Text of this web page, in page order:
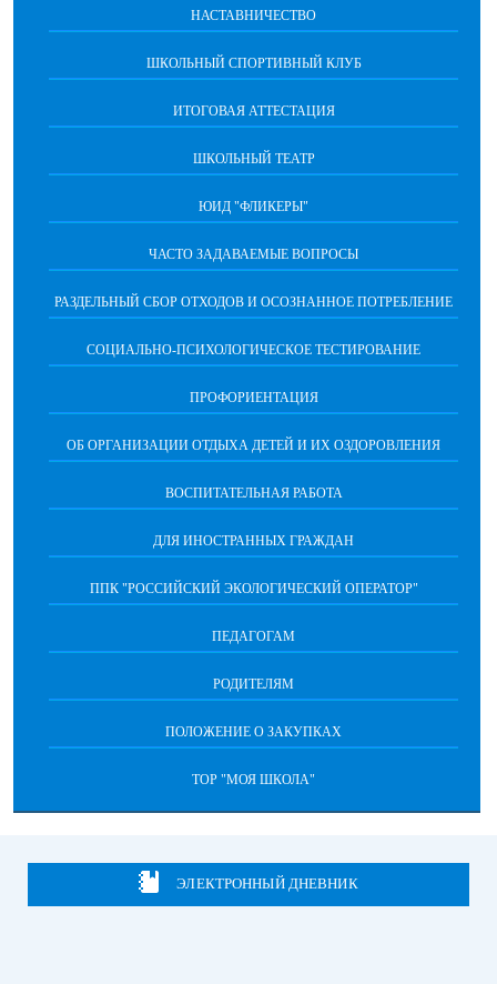
НАСТАВНИЧЕСТВО
ШКОЛЬНЫЙ СПОРТИВНЫЙ КЛУБ
ИТОГОВАЯ АТТЕСТАЦИЯ
ШКОЛЬНЫЙ ТЕАТР
ЮИД "ФЛИКЕРЫ"
ЧАСТО ЗАДАВАЕМЫЕ ВОПРОСЫ
РАЗДЕЛЬНЫЙ СБОР ОТХОДОВ И ОСОЗНАННОЕ ПОТРЕБЛЕНИЕ
СОЦИАЛЬНО-ПСИХОЛОГИЧЕСКОЕ ТЕСТИРОВАНИЕ
ПРОФОРИЕНТАЦИЯ
ОБ ОРГАНИЗАЦИИ ОТДЫХА ДЕТЕЙ И ИХ ОЗДОРОВЛЕНИЯ
ВОСПИТАТЕЛЬНАЯ РАБОТА
ДЛЯ ИНОСТРАННЫХ ГРАЖДАН
ППК "РОССИЙСКИЙ ЭКОЛОГИЧЕСКИЙ ОПЕРАТОР"
ПЕДАГОГАМ
РОДИТЕЛЯМ
ПОЛОЖЕНИЕ О ЗАКУПКАХ
ТОР "МОЯ ШКОЛА"
ЭЛЕКТРОННЫЙ ДНЕВНИК